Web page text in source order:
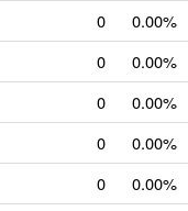
0
0.00%
0
0.00%
0
0.00%
0
0.00%
0
0.00%